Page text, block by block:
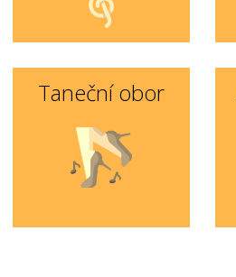
Taneční obor